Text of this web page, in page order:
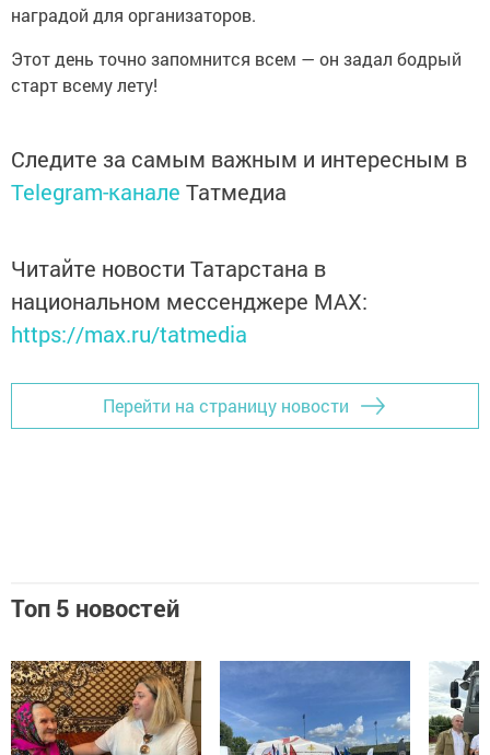
наградой для организаторов.
Этот день точно запомнится всем — он задал бодрый
старт всему лету!
Следите за самым важным и интересным в
Telegram-канале Татмедиа
Читайте новости Татарстана в
национальном мессенджере MАХ:
https://max.ru/tatmedia
Перейти на страницу новости
Топ 5 новостей